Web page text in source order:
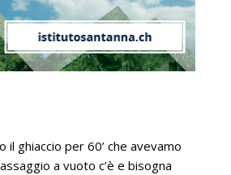
ghiaccio per 60’ che avevamo
a vuoto c’è e bisogna